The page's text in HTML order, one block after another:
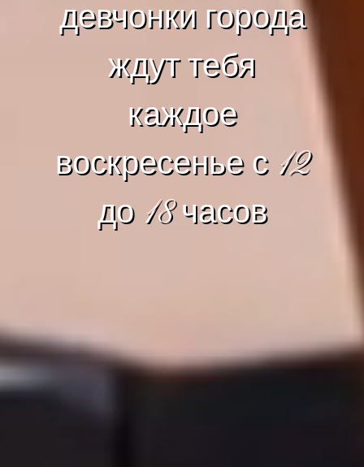
девчонки города
ждут тебя
каждое
воскресенье с 12
до 18 часов